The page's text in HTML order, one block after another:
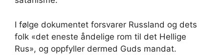
I følge dokumentet forsvarer Russland og dets
folk «det eneste åndelige rom til det Hellige
Rus», og oppfyller dermed Guds mandat.